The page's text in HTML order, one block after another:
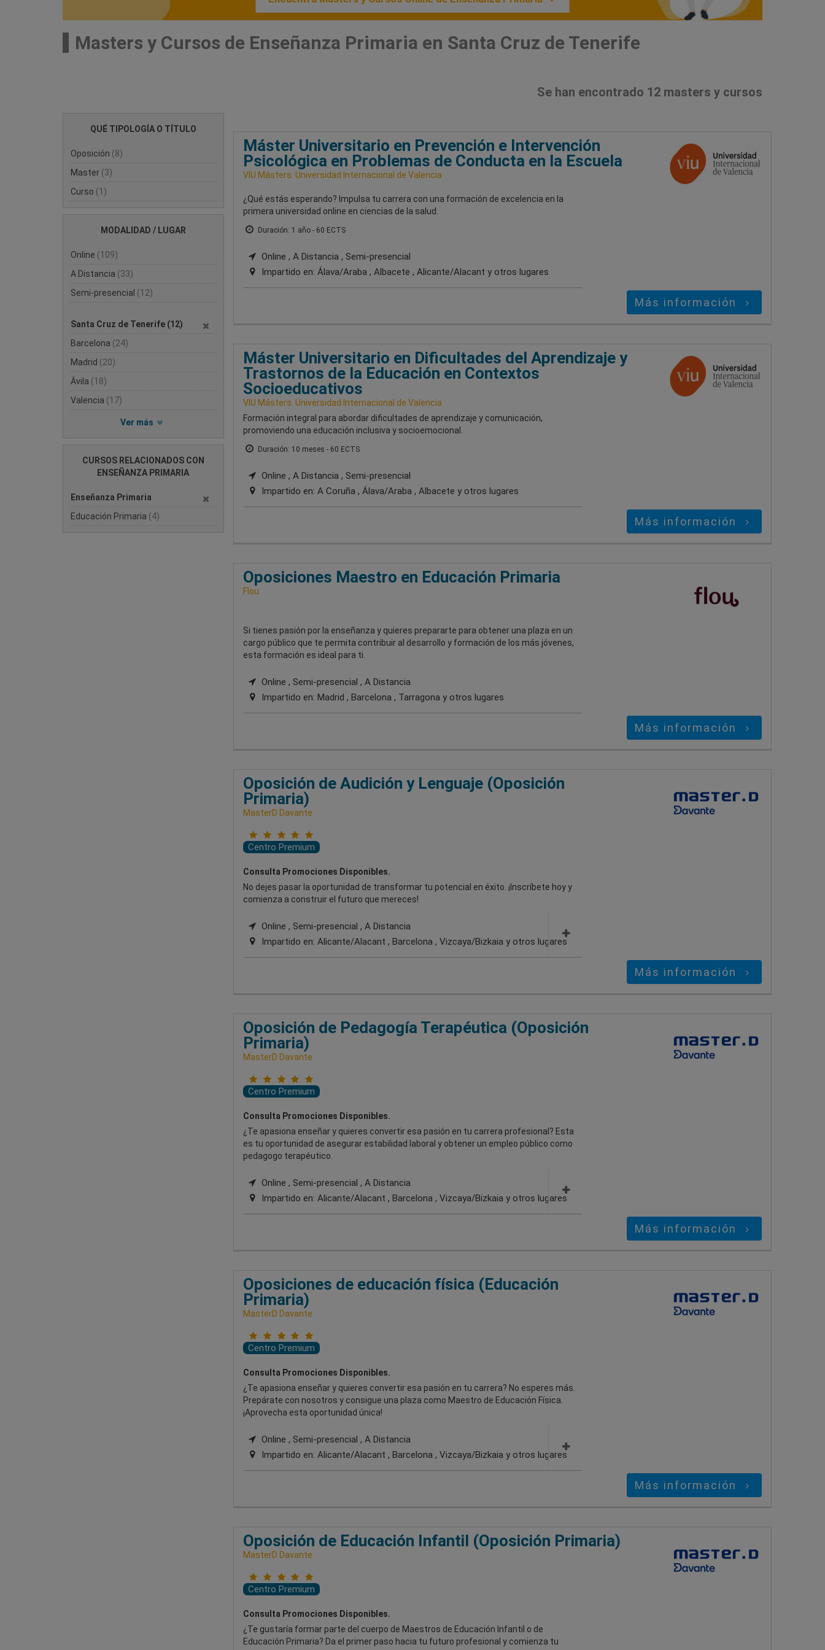
Masters y Cursos de Enseñanza Primaria en Santa Cruz de Tenerife
Se han encontrado 12 masters y cursos
QUÉ TIPOLOGÍA O TÍTULO
Oposición (8)
Master (3)
Curso (1)
MODALIDAD / LUGAR
Online (109)
A Distancia (33)
Semi-presencial (12)
Santa Cruz de Tenerife (12)
Barcelona (24)
Madrid (20)
Ávila (18)
Valencia (17)
Ver más
CURSOS RELACIONADOS CON
ENSEÑANZA PRIMARIA
Enseñanza Primaria
Educación Primaria (4)
Máster Universitario en Prevención e Intervención
Psicológica en Problemas de Conducta en la Escuela
VIU Másters. Universidad Internacional de Valencia
¿Qué estás esperando? Impulsa tu carrera con una formación de excelencia en la
primera universidad online en ciencias de la salud.
Duración: 1 año - 60 ECTS
Online , A Distancia , Semi-presencial
Impartido en: Álava/Araba , Albacete , Alicante/Alacant y otros lugares
Más información
Máster Universitario en Dificultades del Aprendizaje y
Trastornos de la Educación en Contextos
Socioeducativos
VIU Másters. Universidad Internacional de Valencia
Formación integral para abordar dificultades de aprendizaje y comunicación,
promoviendo una educación inclusiva y socioemocional.
Duración: 10 meses - 60 ECTS
Online , A Distancia , Semi-presencial
Impartido en: A Coruña , Álava/Araba , Albacete y otros lugares
Más información
Oposiciones Maestro en Educación Primaria
Flou
Si tienes pasión por la enseñanza y quieres prepararte para obtener una plaza en un
cargo público que te permita contribuir al desarrollo y formación de los más jóvenes,
esta formación es ideal para ti.
Online , Semi-presencial , A Distancia
Impartido en: Madrid , Barcelona , Tarragona y otros lugares
Más información
Oposición de Audición y Lenguaje (Oposición
Primaria)
MasterD Davante
Centro Premium
Consulta Promociones Disponibles.
No dejes pasar la oportunidad de transformar tu potencial en éxito. ¡Inscríbete hoy y
comienza a construir el futuro que mereces!
Online , Semi-presencial , A Distancia
Impartido en: Alicante/Alacant , Barcelona , Vizcaya/Bizkaia y otros lugares
Más información
Oposición de Pedagogía Terapéutica (Oposición
Primaria)
MasterD Davante
Centro Premium
Consulta Promociones Disponibles.
¿Te apasiona enseñar y quieres convertir esa pasión en tu carrera profesional? Esta
es tu oportunidad de asegurar estabilidad laboral y obtener un empleo público como
pedagogo terapéutico.
Online , Semi-presencial , A Distancia
Impartido en: Alicante/Alacant , Barcelona , Vizcaya/Bizkaia y otros lugares
Más información
Oposiciones de educación física (Educación
Primaria)
MasterD Davante
Centro Premium
Consulta Promociones Disponibles.
¿Te apasiona enseñar y quieres convertir esa pasión en tu carrera? No esperes más.
Prepárate con nosotros y consigue una plaza como Maestro de Educación Física.
¡Aprovecha esta oportunidad única!
Online , Semi-presencial , A Distancia
Impartido en: Alicante/Alacant , Barcelona , Vizcaya/Bizkaia y otros lugares
Más información
Oposición de Educación Infantil (Oposición Primaria)
MasterD Davante
Centro Premium
Consulta Promociones Disponibles.
¿Te gustaría formar parte del cuerpo de Maestros de Educación Infantil o de
Educación Primaria? Da el primer paso hacia tu futuro profesional y comienza tu